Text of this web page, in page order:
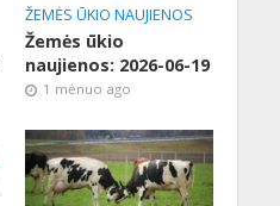
ŽEMĖS ŪKIO NAUJIENOS
Žemės ūkio
naujienos: 2026-06-19
1 mėnuo ago